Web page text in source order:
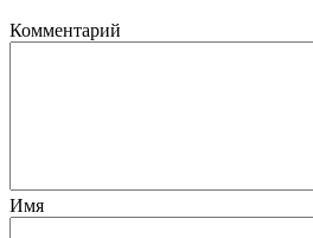
Комментарий
Имя